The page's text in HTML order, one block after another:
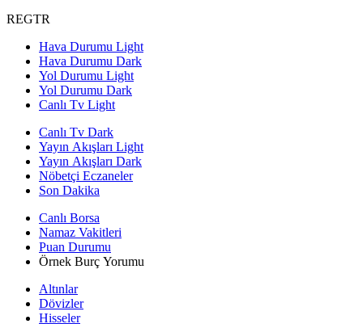
REGTR
Hava Durumu Light
Hava Durumu Dark
Yol Durumu Light
Yol Durumu Dark
Canlı Tv Light
Canlı Tv Dark
Yayın Akışları Light
Yayın Akışları Dark
Nöbetçi Eczaneler
Son Dakika
Canlı Borsa
Namaz Vakitleri
Puan Durumu
Örnek Burç Yorumu
Altınlar
Dövizler
Hisseler